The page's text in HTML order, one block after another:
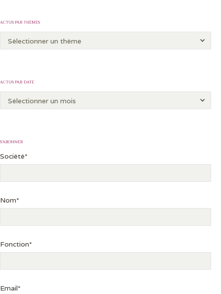
ACTUS PAR THÈMES
ACTUS PAR DATE
S’ABONNER
Société*
Nom*
Fonction*
Email*